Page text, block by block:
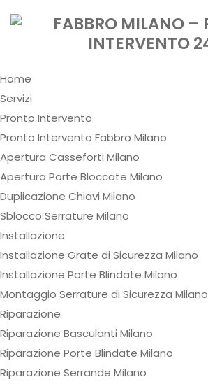
Home
Servizi
Pronto Intervento
Pronto Intervento Fabbro Milano
Apertura Casseforti Milano
Apertura Porte Bloccate Milano
Duplicazione Chiavi Milano
Sblocco Serrature Milano
Installazione
Installazione Grate di Sicurezza Milano
Installazione Porte Blindate Milano
Montaggio Serrature di Sicurezza Milano
Riparazione
Riparazione Basculanti Milano
Riparazione Porte Blindate Milano
Riparazione Serrande Milano